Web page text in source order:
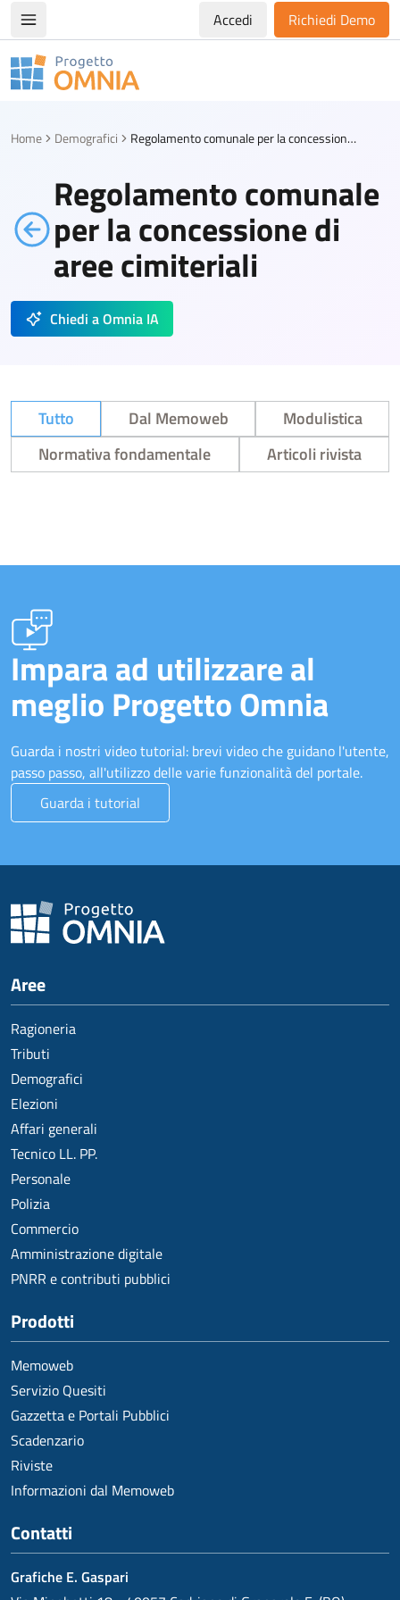
Apri/chiudi menù di navigazioneAccedi Richiedi Demo
Progetto Omnia
Home Demografici Regolamento comunale per la concessione di aree cimiteriali
Regolamento comunale
per la concessione di
aree cimiteriali
Chiedi a Omnia IA
Tutto Dal Memoweb
Modulistica
Normativa fondamentale
Articoli rivista
Impara ad utilizzare al
meglio Progetto Omnia
Guarda i nostri video tutorial: brevi video che guidano l'utente,
passo passo, all'utilizzo delle varie funzionalità del portale.
Guarda i tutorial
Aree
Ragioneria
Tributi
Demografici
Elezioni
Affari generali
Tecnico LL. PP.
Personale
Polizia
Commercio
Amministrazione digitale
PNRR e contributi pubblici
Prodotti
Memoweb
Servizio Quesiti
Gazzetta e Portali Pubblici
Scadenzario
Riviste
Informazioni dal Memoweb
Contatti
Grafiche E. Gaspari